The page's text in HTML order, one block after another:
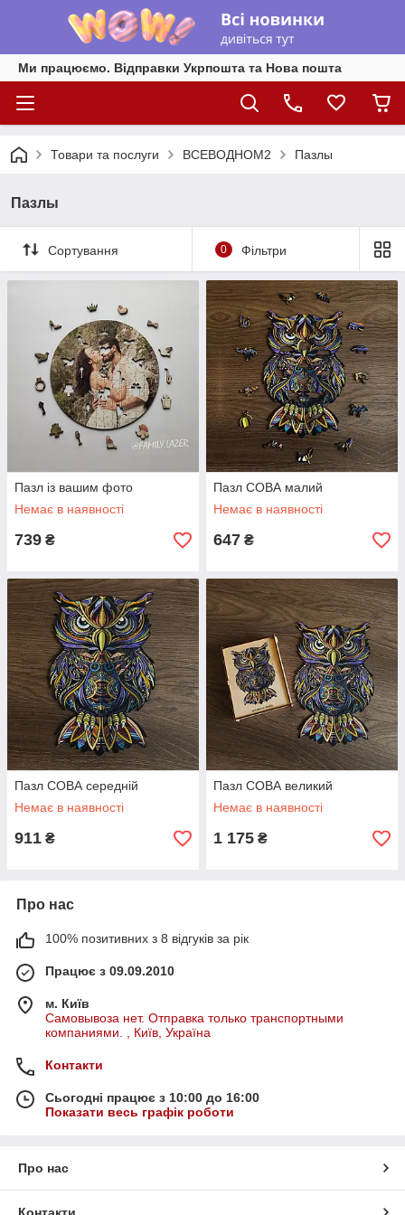
Ми працюємо. Відправки Укрпошта та Нова пошта
Товари та послуги ВСЕВОДНОМ2 Пазлы
Пазлы
Сортування 0 Фільтри
Пазл із вашим фото
Немає в наявності
739 ₴
Пазл СОВА малий
Немає в наявності
647 ₴
Пазл СОВА середній
Немає в наявності
911 ₴
Пазл СОВА великий
Немає в наявності
1 175 ₴
Про нас
100% позитивних з 8 відгуків за рік
Працює з 09.09.2010
м. Київ
Самовывоза нет. Отправка только транспортными
компаниями. , Київ, Україна
Контакти
Сьогодні працює з 10:00 до 16:00
Показати весь графік роботи
Про нас